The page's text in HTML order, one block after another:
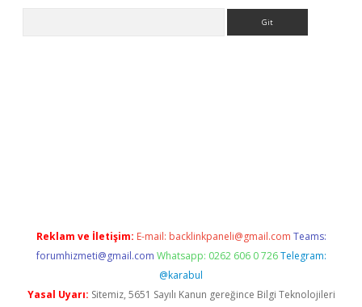
Reklam ve İletişim: E-mail: backlinkpaneli@gmail.com Teams:
forumhizmeti@gmail.com Whatsapp: 0262 606 0 726 Telegram:
@karabul
Yasal Uyarı: Sitemiz, 5651 Sayılı Kanun gereğince Bilgi Teknolojileri